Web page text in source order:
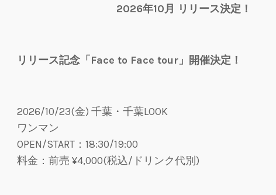
2026年10月 リリース決定！
リリース記念「Face to Face tour」開催決定！
2026/10/23(金) 千葉・千葉LOOK
ワンマン
OPEN/START：18:30/19:00
料金：前売 ¥4,000(税込/ドリンク代別)